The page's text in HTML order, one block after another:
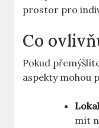
prostor pro
Co
Pokud
aspekty mohou
mít